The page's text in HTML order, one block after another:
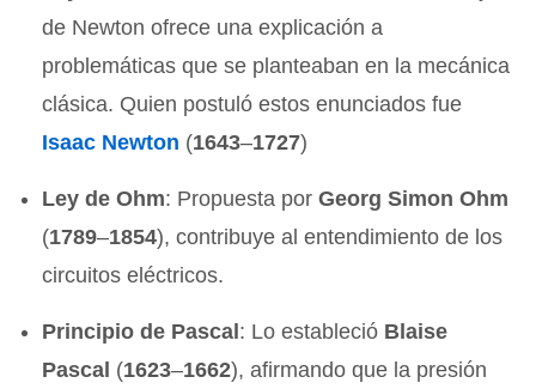
de Newton ofrece una explicación a
problemáticas que se planteaban en la mecánica
clásica. Quien postuló estos enunciados fue
Isaac Newton (1643–1727)
Ley de Ohm: Propuesta porGeorg Simon Ohm
(1789–1854), contribuye al entendimiento de los
circuitos eléctricos.
Principio de Pascal : Lo estableció Blaise
Pascal (1623–1662), afirmando que la presión